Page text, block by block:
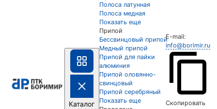
Каталог
Полоса латунная
Полоса медная
Показать еще
Припой
Бессвинцовый припой
Медный припой
Припой для пайки
алюминия
Припой оловянно-
свинцовый
Припой серебряный
Показать еще
E-mail:
info@borimir.ru
Скопировать